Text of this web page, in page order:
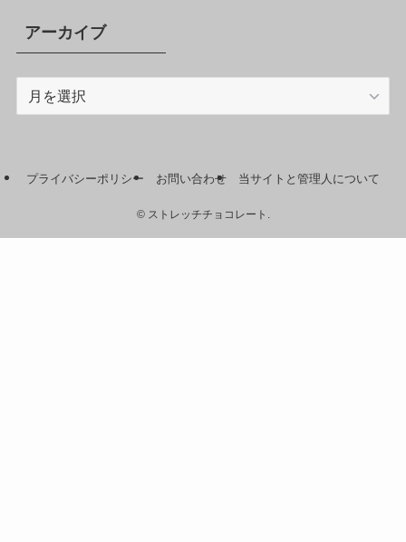
アーカイブ
ブプライバシーポリシー お問い合わせ 当サイトと管理人について
©ストレッチチョコレート.